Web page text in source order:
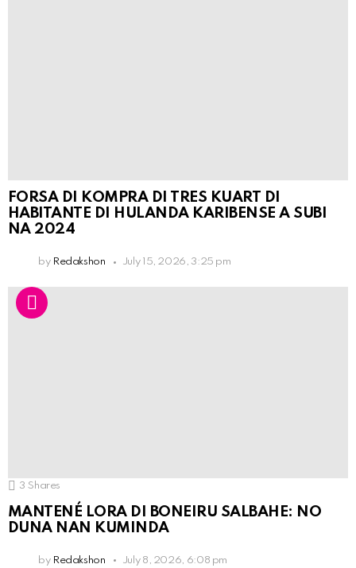
FORSA DI KOMPRA DI TRES KUART DI
HABITANTE DI HULANDA KARIBENSE A SUBI
NA 2024
by Redakshon July 15, 2026, 3:25 pm
3 Shares
MANTENÉ LORA DI BONEIRU SALBAHE: NO
DUNA NAN KUMINDA
by Redakshon July 8, 2026, 6:08 pm